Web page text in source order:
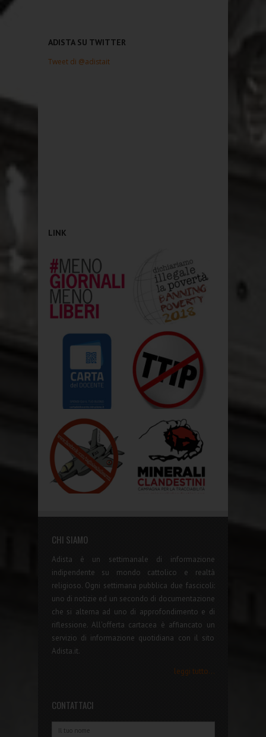
ADISTA SU TWITTER
Tweet di @adistait
LINK
CHI SIAMO
Adista è un settimanale di informazione
indipendente su mondo cattolico e realtà
religioso. Ogni settimana pubblica due fascicoli:
uno di notizie ed un secondo di documentazione
che si alterna ad uno di approfondimento e di
riflessione. All'offerta cartacea è affiancato un
servizio di informazione quotidiana con il sito
Adista.it.
leggi tutto...
CONTATTACI